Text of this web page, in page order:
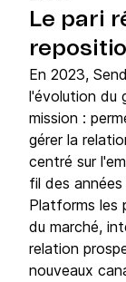
Le pari
En 2023,
l'évolution du
mission :
gérer la
centré sur
fil des années
Platforms les
du marché,
relation
nouveaux